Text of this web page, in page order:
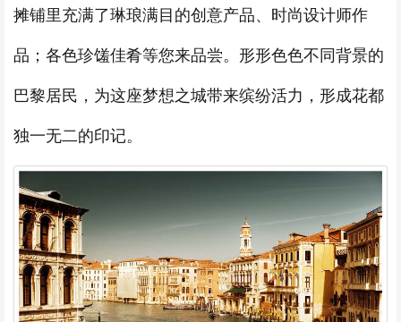
摊铺里充满了琳琅满目的创意产品、时尚设计师作
品；各色珍馐佳肴等您来品尝。形形色色不同背景的
巴黎居民，为这座梦想之城带来缤纷活力，形成花都
独一无二的印记。